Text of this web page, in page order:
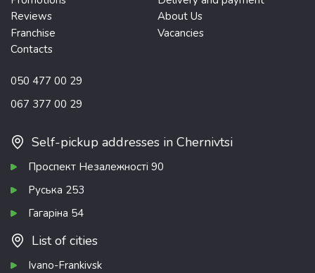
Reviews
About Us
Franchise
Vacancies
Contacts
050 477 00 29
067 377 00 29
Self-pickup addresses in Chernivtsi
Проспект Незалежності 90
Руська 253
Гагаріна 54
List of cities
Ivano-Frankivsk